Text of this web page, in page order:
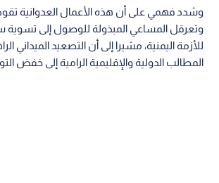
وشدد فهمي على أن هذه الأعمال العدوانية
وتعرقل المساعي المبذولة للوصول إلى
للأزمة اليمنية، مشيرا إلى أن التصعيد الميداني
المطالب الدولية والإقليمية الرامية إلى خفض